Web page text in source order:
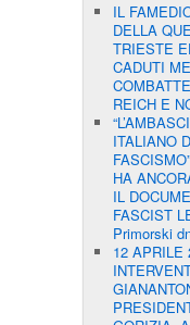
IL
DELLA
TRIESTE
CADUTI
REICH E
ITALIANO
HA
IL
FASCIST
Primorski
12 APRILE